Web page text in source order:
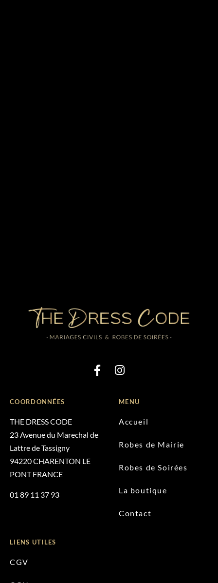
COORDONNÉES
THE DRESS CODE
23 Avenue du Marechal de
Lattre de Tassigny
94220 CHARENTON LE
PONT FRANCE
01 89 11 37 93
MENU
Accueil
Robes de Mairie
Robes de Soirées
La boutique
Contact
LIENS UTILES
CGV